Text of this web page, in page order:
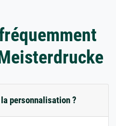
personnalisation ?